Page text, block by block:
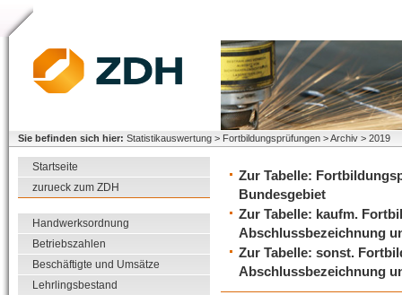
Sie befinden sich hier: Statistikauswertung > Fortbildungsprüfungen > Archiv > 2019
Zur Tabelle:
Bundesgebiet
Zur Tabelle: kaufm.
Abschlussbezeichnung
Zur Tabelle: sonst.
Abschlussbezeichnung
Startseite
zurueck zum ZDH
Handwerksordnung
Betriebszahlen
Beschäftigte und Umsätze
Lehrlingsbestand